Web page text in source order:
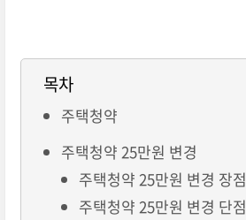
목차
주택청약
주택청약 25만원 변경
주택청약 25만원 변경 장점
주택청약 25만원 변경 단점